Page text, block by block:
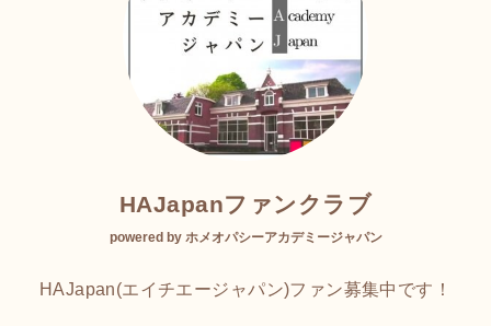
HAJapanファンクラブ
powered by ホメオパシーアカデミージャパン
HAJapan(エイチエージャパン)ファン募集中です！